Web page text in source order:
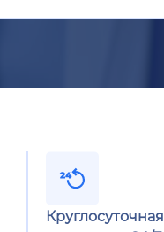
Круглосуточная